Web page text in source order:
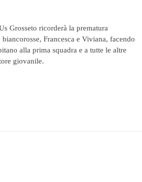
Grosseto ricorderà la prematura
Francesca e Viviana, facendo
alla prima squadra e a tutte le altre
giovanile.